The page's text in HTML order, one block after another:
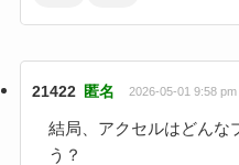
21422 匿名 2026-05-01 9:58 pm
結局、アクセルはどんな
う？